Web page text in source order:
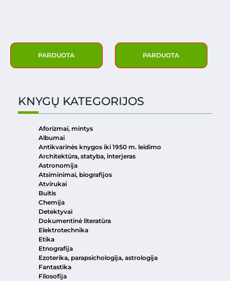
PARDUOTA PARDUOTA
KNYGŲ KATEGORIJOS
Aforizmai, mintys
Albumai
Antikvarinės knygos iki 1950 m. leidimo
Architektūra, statyba, interjeras
Astronomija
Atsiminimai, biografijos
Atvirukai
Buitis
Chemija
Detektyvai
Dokumentinė literatūra
Elektrotechnika
Etika
Etnografija
Ezoterika, parapsichologija, astrologija
Fantastika
Filosofija